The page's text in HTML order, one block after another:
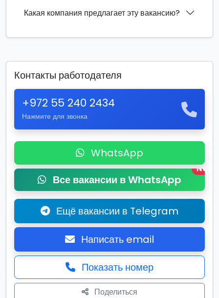
Какая компания предлагает эту вакансию?
Контакты работодателя
+972 55 240 2434
Нажмите для звонка
WhatsApp
Все вакансии в WhatsApp
New
Ещё вакансии в Telegram
Написать email
Показать номер
Поделиться